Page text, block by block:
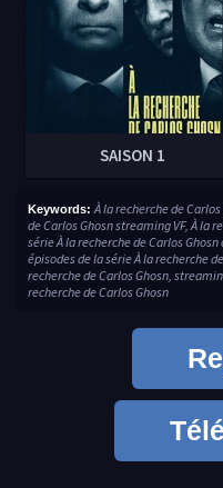
SAISON 1
Keywords: À la recherche de
de Carlos Ghosn streaming VF, À la
série À la recherche de Carlos
épisodes de la série À la recherche
recherche de Carlos Ghosn,
recherche de Carlos Ghosn